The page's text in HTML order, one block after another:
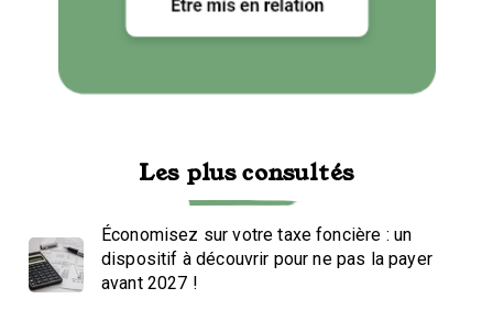
Les plus consultés
Économisez sur votre taxe foncière : un
dispositif à découvrir pour ne pas la payer
avant 2027 !